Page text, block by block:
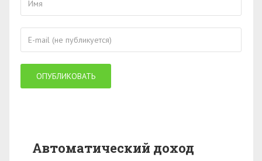
Автоматический доход